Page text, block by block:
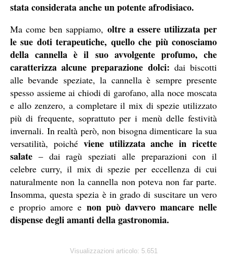
stata considerata anche un potente afrodisiaco.
Ma come ben sappiamo, oltre a essere utilizzata per
le sue doti terapeutiche, quello che più conosciamo
della cannella è il suo avvolgente profumo, che
caratterizza alcune preparazione dolci: dai biscotti
alle bevande speziate, la cannella è sempre presente
spesso assieme ai chiodi di garofano, alla noce moscata
e allo zenzero, a completare il mix di spezie utilizzato
più di frequente, soprattuto per i menù delle festività
invernali. In realtà però, non bisogna dimenticare la sua
versatilità, poiché viene utilizzata anche in ricette
salate – dai ragù speziati alle preparazioni con il
celebre curry, il mix di spezie per eccellenza di cui
naturalmente non la cannella non poteva non far parte.
Insomma, questa spezia è in grado di suscitare un vero
e proprio amore e non può davvero mancare nelle
dispense degli amanti della gastronomia.
Visualizzazioni articolo: 5.651